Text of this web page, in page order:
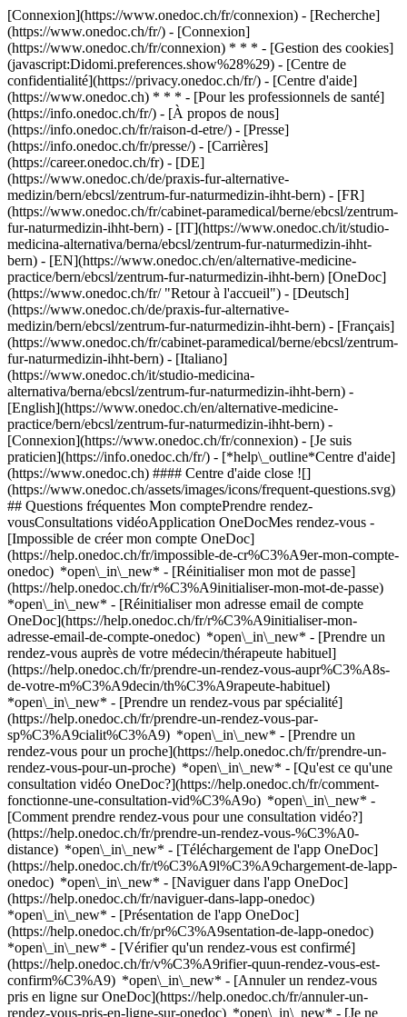
[Connexion](https://www.onedoc.ch/fr/connexion) - [Recherche]
(https://www.onedoc.ch/fr/) - [Connexion]
(https://www.onedoc.ch/fr/connexion) * * * - [Gestion des cookies]
(javascript:Didomi.preferences.show%28%29) - [Centre de
confidentialité](https://privacy.onedoc.ch/fr/) - [Centre d'aide]
(https://www.onedoc.ch) * * * - [Pour les professionnels de santé]
(https://info.onedoc.ch/fr/) - [À propos de nous]
(https://info.onedoc.ch/fr/raison-d-etre/) - [Presse]
(https://info.onedoc.ch/fr/presse/) - [Carrières]
(https://career.onedoc.ch/fr) - [DE]
(https://www.onedoc.ch/de/praxis-fur-alternative-
medizin/bern/ebcsl/zentrum-fur-naturmedizin-ihht-bern) - [FR]
(https://www.onedoc.ch/fr/cabinet-paramedical/berne/ebcsl/zentrum-
fur-naturmedizin-ihht-bern) - [IT](https://www.onedoc.ch/it/studio-
medicina-alternativa/berna/ebcsl/zentrum-fur-naturmedizin-ihht-
bern) - [EN](https://www.onedoc.ch/en/alternative-medicine-
practice/bern/ebcsl/zentrum-fur-naturmedizin-ihht-bern) [OneDoc]
(https://www.onedoc.ch/fr/ "Retour à l'accueil") - [Deutsch]
(https://www.onedoc.ch/de/praxis-fur-alternative-
medizin/bern/ebcsl/zentrum-fur-naturmedizin-ihht-bern) - [Français]
(https://www.onedoc.ch/fr/cabinet-paramedical/berne/ebcsl/zentrum-
fur-naturmedizin-ihht-bern) - [Italiano]
(https://www.onedoc.ch/it/studio-medicina-
alternativa/berna/ebcsl/zentrum-fur-naturmedizin-ihht-bern) -
[English](https://www.onedoc.ch/en/alternative-medicine-
practice/bern/ebcsl/zentrum-fur-naturmedizin-ihht-bern) -
[Connexion](https://www.onedoc.ch/fr/connexion) - [Je suis
praticien](https://info.onedoc.ch/fr/) - [*help\_outline*Centre d'aide]
(https://www.onedoc.ch) #### Centre d'aide close ![]
(https://www.onedoc.ch/assets/images/icons/frequent-questions.svg)
## Questions fréquentes Mon comptePrendre rendez-
vousConsultations vidéoApplication OneDocMes rendez-vous -
[Impossible de créer mon compte OneDoc]
(https://help.onedoc.ch/fr/impossible-de-cr%C3%A9er-mon-compte-
onedoc) *open\_in\_new* - [Réinitialiser mon mot de passe]
(https://help.onedoc.ch/fr/r%C3%A9initialiser-mon-mot-de-passe)
*open\_in\_new* - [Réinitialiser mon adresse email de compte
OneDoc](https://help.onedoc.ch/fr/r%C3%A9initialiser-mon-
adresse-email-de-compte-onedoc) *open\_in\_new* - [Prendre un
rendez-vous auprès de votre médecin/thérapeute habituel]
(https://help.onedoc.ch/fr/prendre-un-rendez-vous-aupr%C3%A8s-
de-votre-m%C3%A9decin/th%C3%A9rapeute-habituel)
*open\_in\_new* - [Prendre un rendez-vous par spécialité]
(https://help.onedoc.ch/fr/prendre-un-rendez-vous-par-
sp%C3%A9cialit%C3%A9) *open\_in\_new* - [Prendre un
rendez-vous pour un proche](https://help.onedoc.ch/fr/prendre-un-
rendez-vous-pour-un-proche) *open\_in\_new* - [Qu'est ce qu'une
consultation vidéo OneDoc?](https://help.onedoc.ch/fr/comment-
fonctionne-une-consultation-vid%C3%A9o) *open\_in\_new* -
[Comment prendre rendez-vous pour une consultation vidéo?]
(https://help.onedoc.ch/fr/prendre-un-rendez-vous-%C3%A0-
distance) *open\_in\_new* - [Téléchargement de l'app OneDoc]
(https://help.onedoc.ch/fr/t%C3%A9l%C3%A9chargement-de-lapp-
onedoc) *open\_in\_new* - [Naviguer dans l'app OneDoc]
(https://help.onedoc.ch/fr/naviguer-dans-lapp-onedoc)
*open\_in\_new* - [Présentation de l'app OneDoc]
(https://help.onedoc.ch/fr/pr%C3%A9sentation-de-lapp-onedoc)
*open\_in\_new* - [Vérifier qu'un rendez-vous est confirmé](https://help.onedoc.ch/fr/v%C3%A9rifier-quun-rendez-vous-est-confirm%C3%A9) *open\_in\_new* - [Annuler un rendez-vous pris en ligne sur OneDoc](https://help.onedoc.ch/fr/annuler-un-rendez-vous-pris-en-ligne-sur-onedoc) *open\_in\_new* - [Je ne reçois pas de confirmation de rendez-vous](https://help.onedoc.ch/fr/je-ne-re%C3%A7ois-pas-de-confirmation-de-rendez-vous) *open\_in\_new* [Voir tous nos articles *open\_in\_new*](https://help.onedoc.ch/fr/) # Zentrum für Naturmedizin - IHHT (Bern) ![Badge indiquant un profil vérifié](https://www.onedoc.ch/assets/images/icons/checkmark.svg) ## Cabinet paramédical Carte Présentation ![Icône patient avec un signe plus annonçant que le professionnel accepte de nouveaux patients](https://www.onedoc.ch/assets/images/icons/new-patients.svg) ### Patients acceptés Zentrum für Naturmedizin - IHHT (Bern) accepte les nouveaux patients ![Icône mallette annonçant les spécialités du professionnel de santé](https://www.onedoc.ch/assets/images/icons/specialties.svg) ### Spécialités Hydrothérapie du côlon Naturopathie MCO/TEN Prestations MPA Thérapie craniosacrale [*arrow\_drop\_down*Voir plus](https://www.onedoc.ch) ![Marqueur annonçant la carte et les informations d’accès du cabinet](https://www.onedoc.ch/assets/images/icons/map.svg) ### Carte et informations d'accès #### Zentrum für Naturmedizin - IHHT (Bern) Aarbergergasse 21 3011 Berne #### Horaire d'ouverture Actuellement fermé - Ouvre vendredi à 08:00 *expand\_more* Lundi: 08:00 - 17:30 Mardi: 08:00 - 20:00 Mercredi: 08:00 - 20:00 Jeudi: 08:00 - 17:30 Vendredi: 08:00 - 17:30 Samedi: 09:00 - 15:00 Dimanche: Fermé #### Zentrum für Naturmedizin [Nos domaines de spécialisation](https://www.onedoc.ch/fr/centres-medicaux/gc7a/zentrum-fur-naturmedizin "Nos domaines de spécialisation - Zentrum für Naturmedizin") #### Site web [Voir le site *open\_in\_new*](https://www.zentrum-naturmedizin.ch/) ![Icône document annonçant la présentation de l’établissement](https://www.onedoc.ch/assets/images/icons/presentation.svg) ### Présentation de l'établissement ## Respirer à fond contre la fatigue et l'épuisement L'entraînement par intervalles en hypoxie-hyperoxie (IHHT) est une méthode efficace pour améliorer durablement la santé physique et mentale. Grâce à l'entraînement cellulaire, les performances des cellules et, par conséquent, de l'ensemble du corps sont augmentées. L'IHHT a un effet particulièrement positif sur la fatigue, l'épuisement, le syndrome de fatigue chronique, le syndrome de Long-Covid, le burnout, les problèmes cardio-vasculaires, les déficiences immunitaires et les maladies pulmonaires. ## Comment fonctionne l'IHHT L'IHHT agit au niveau cellulaire du corps en ciblant les mitochondries. Les mitochondries sont présentes des centaines de milliers de fois dans nos cellules : Elles sont leurs fournisseurs d'énergie et s'assurent que les cellules remplissent correctement leur fonction. Des mitochondries saines sont donc essentielles à l'équilibre énergétique global, à la santé et à la performance de notre corps. L'IHHT permet de détruire les mitochondries endommagées et de stimuler la multiplication des mitochondries saines. L'élément central d'un traitement par IHHT est l'oxygène : un traitement intermittent à l'oxygène est effectué par le biais d'un masque respiratoire. Cela signifie que l'organisme reçoit de l'air respirable avec différentes teneurs en oxygène. On alterne ainsi entre un excès d'oxygène (hypoéroxie) et un manque d'oxygène (hypoxie). Les cellules tentent d'équilibrer ces phases de stimulation - et stimulent ainsi la mort des mitochondries endommagées et l'apparition de nouvelles mitochondries saines. L'effet d'assainissement des cellules est similaire à celui d'un entraînement en altitude. ## Ce que fait l'IHHT Des mitochondries performantes signifient un corps performant. L'IHHT a de nombreux niveaux d'action. En 2019, le prix Nobel de médecine a été décerné pour la recherche sur l'hypoxie. - Les performances physiques et mentales sont augmentées. - Le système immunitaire est renforcé. - La performance du cœur et des vaisseaux (système cardiovasculaire) est augmentée. - Le métabolisme énergétique est optimisé. - Le système nerveux végétatif (SNV) est équilibré. - La qualité du sommeil et la résistance au stress sont améliorées. - La circulation sanguine dans les organes est favorisée. - Le métabolisme des graisses est accéléré et la combustion des graisses est stimulée. Cette liste n'est pas exhaustive. Des rapports d'expérience témoignent de vastes effets positifs de l'IHHT sur la santé physique et mentale. Pour en savoir plus sur l'attribution du prix Nobel de médecine à l'IHHT, consultez [cet article du magazine Spektrum](https://www.zentrum-naturmedizin.ch/_files/ugd/dea4cf_63d5401e0bc246659a7332eba134b6cb.pdf). ## À qui s'adresse l'IHHT ? Grâce à son effet global sur la santé physique, l'IHHT a un large champ d'application : l'entraînement cellulaire donne des résultats particulièrement positifs en cas de symptômes d'épuisement et de fatigue, provoqués par exemple par le syndrome de Long-Covid, le burnout, la dépression ou le syndrome de fatigue chronique (CFS). Elle est également recommandée pour les problèmes cardiovasculaires, l'immunodéficience et les maladies pulmonaires (y compris l'asthme et la BPCO). Parallèlement, l'IHHT est très populaire dans les sports de compétition en raison de sa similitude avec les effets de l'entraînement en altitude. En outre, l'expérience montre que les traitements IHHT offrent un soutien important pour les maladies chroniques, le diabète de type II, les problèmes de peau ou vasculaires, les migraines et les maux de tête, la maladie de Lyme, le TDAH et les troubles liés aux muscles, aux os et aux tissus ainsi qu'aux organes digestifs, aux reins et à la vessie. Souvent, de fortes améliorations sont ressenties après seulement cinq ou six séances. ## Comment se déroule un traitement IHHT Un entretien approfondi constitue la base du début de votre traitement par IHHT. Nous discutons de votre état de santé, des mesures complémentaires possibles comme la prise de substances vitales et analysons les réactions de votre corps au cours d'un premier traitement à l'aide de la mesure de la variabilité du rythme cardiaque. Cela permet de viser une thérapie entièrement personnalisée avec des résultats optimaux. De même, nous définissons les rendez-vous de suivi. Nous recommandons au moins 10 séances d'IHHT. Pendant le traitement, vous êtes allongé sur un fauteuil confortable et vous inspirez et expirez calmement à l'aide d'un masque respiratoire spécial. L'entraînement cellulaire dure environ 50 minutes. Important : il est interdit de consommer de l'alcool ou des antioxydants tels que la vitamine C ou des produits contenant des OPC au moins 8 heures avant et après l'IHHT. ## Ce que coûte l'IHHT Avec un traitement IHHT, vous faites beaucoup de bien à votre santé. Choisissez parmi les différentes possibilités celle qui correspond le mieux à vos besoins en matière de santé. Nous nous ferons un plaisir de vous conseiller par téléphone. __Traitement individuel. Masque inclus - CHF 110__ Un traitement unique est approprié pour essayer l'IHHT. Veuillez noter que vous remarquerez à peine les effets de l'entraînement des cellules à l'oxygène lors de la première séance. Le traitement déclenche le renouvellement des mitochondries. Il est nécessaire de suivre un traitement régulier pour en ressentir les effets. Nous recommandons de faire au moins dix séances. Souvent, les patients constatent des améliorations après cinq ou six séances. __10 traitements IHHT. Masque inclus - CHF 985__ Convient si vous voulez vous attaquer à un problème de santé et si vous souhaitez gagner en vitalité. Nous recommandons en principe au moins dix séances pour consolider les effets positifs de l'IHHT. Un masque personnel est inclus. __20 séances IHHT. Masque inclus - CHF 1690__ Convient pour profiter au maximum et le plus durablement possible des effets de la thérapie IHHT. Pour obtenir les meilleurs résultats possibles, nous recommandons des séances régulières. Un masque personnel est inclus. __Traitement IHHT à long terme : 50 séances IHHT. Masque inclus - CHF 3475__ Pour bénéficier au maximum et à long terme des effets de l'entraînement cellulaire à l'oxygène IHHT, les mitochondries sont renouvelées et renforcées pendant six mois lors des traitements réguliers (idéalement deux séances par semaine). Un masque personnalisé est inclus. __Traitement Long-Covid : au moins 2 séances IHHT par semaine. Masque inclus - CHF 890 par mois.__ L'expérience montre que : L'IHHT aide les personnes atteintes de Long Covid ! L'entraînement cellulaire IHHT permet une amélioration durable de votre état de santé : il atténue les symptômes d'épuisement et redonne de la vitalité. Pour obtenir les effets positifs le plus rapidement possible, le forfait comprend au moins deux et jusqu'à trois entraînements IHHT hebdomadaires. Veuillez vérifier la prise en charge avec votre assurance complémentaire. [*arrow\_drop\_down*Voir plus](https://www.onedoc.ch) [](https://assets.onedoc.ch/images/entities/c61de77b099e7ad07813f4643bdee293f49f4766a5db99c4294cceee679d8438.png)[![Zentrum für Naturmedizin - IHHT (Bern), cabinet paramédical à Berne](https://assets.onedoc.ch/images/entities/01b69fb636e38a61b0b064ffb64a3a4bfdcd7e4f9cc07c7c84df9f15d82aa7ad-small.jpg "Zentrum für Naturmedizin - IHHT (Bern), cabinet paramédical à Berne")](https://assets.onedoc.ch/images/entities/01b69fb636e38a61b0b064ffb64a3a4bfdcd7e4f9cc07c7c84df9f15d82aa7ad.jpg)[![Zentrum für Naturmedizin - IHHT (Bern), cabinet paramédical à Berne](https://assets.onedoc.ch/images/entities/2b8010dc2aed56e6572ff8932f119c4ad432d2d1a29c1b6b16d2a0dd39731c9c-small.jpg "Zentrum für Naturmedizin - IHHT (Bern), cabinet paramédical à Berne")](https://assets.onedoc.ch/images/entities/2